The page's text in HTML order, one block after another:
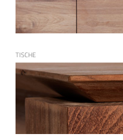
TISCHE